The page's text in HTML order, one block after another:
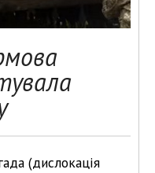
(дислокація